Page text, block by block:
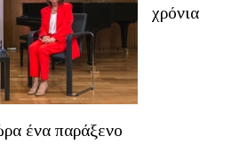
χρόνια
ένα παράξενο